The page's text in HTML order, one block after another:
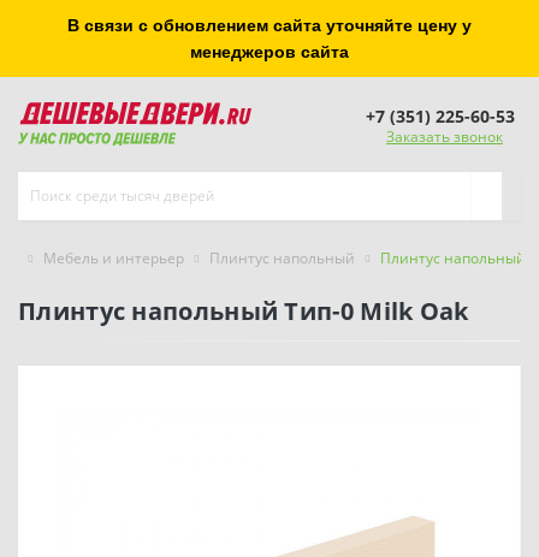
В связи с обновлением сайта уточняйте цену у
менеджеров сайта
+7 (351) 225-60-53
Заказать звонок
Мебель и интерьер Плинтус напольный Плинтус напольный
Плинтус напольный Тип-0 Milk Oak